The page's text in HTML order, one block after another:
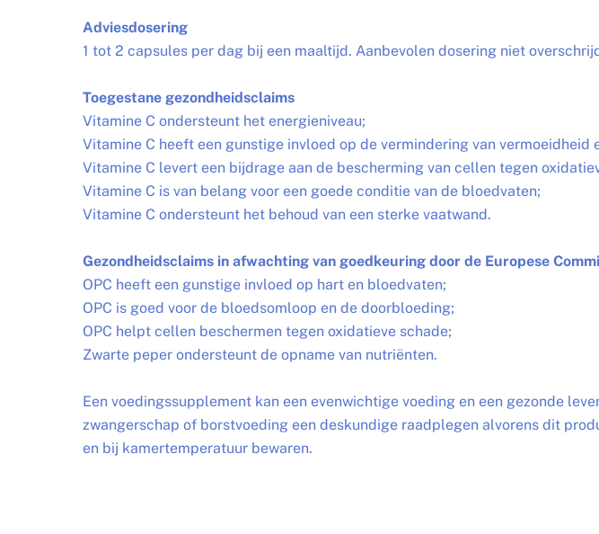
Adviesdosering
1 tot 2 capsules per dag bij een maaltijd. Aanbevolen dosering niet
Toegestane gezondheidsclaims
Vitamine C ondersteunt het energieniveau;
Vitamine C heeft een gunstige invloed op de vermindering van vermoeidheid
Vitamine C levert een bijdrage aan de bescherming van cellen tegen
Vitamine C is van belang voor een goede conditie van de bloedvaten;
Vitamine C ondersteunt het behoud van een sterke vaatwand.
Gezondheidsclaims in afwachting van goedkeuring door de Europese
OPC heeft een gunstige invloed op hart en bloedvaten;
OPC is goed voor de bloedsomloop en de doorbloeding;
OPC helpt cellen beschermen tegen oxidatieve schade;
Zwarte peper ondersteunt de opname van nutriënten.
Een voedingssupplement kan een evenwichtige voeding en een gezonde
zwangerschap of borstvoeding een deskundige raadplegen alvorens dit
en bij kamertemperatuur bewaren.